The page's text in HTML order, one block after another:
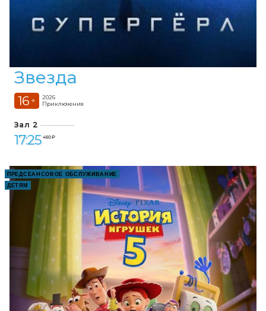
Звезда
16 +
2026
Приключения
Зал 2
17:25 450 ₽
ПРЕДСЕАНСОВОЕ ОБСЛУЖИВАНИЕ
ДЕТЯМ